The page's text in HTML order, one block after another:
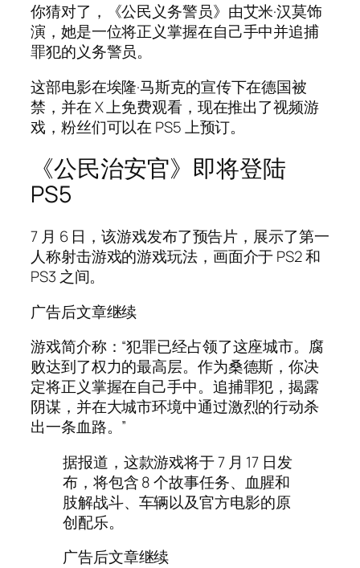
你猜对了，《公民义务警员》由艾米·汉莫饰
演，她是一位将正义掌握在自己手中并追捕
罪犯的义务警员。
这部电影在埃隆·马斯克的宣传下在德国被
禁，并在 X 上免费观看，现在推出了视频游
戏，粉丝们可以在 PS5 上预订。
《公民治安官》即将登陆
PS5
7 月 6 日，该游戏发布了预告片，展示了第一
人称射击游戏的游戏玩法，画面介于 PS2 和
PS3 之间。
广告后文章继续
游戏简介称：“犯罪已经占领了这座城市。腐
败达到了权力的最高层。作为桑德斯，你决
定将正义掌握在自己手中。追捕罪犯，揭露
阴谋，并在大城市环境中通过激烈的行动杀
出一条血路。”
据报道，这款游戏将于 7 月 17 日发
布，将包含 8 个故事任务、血腥和
肢解战斗、车辆以及官方电影的原
创配乐。
广告后文章继续